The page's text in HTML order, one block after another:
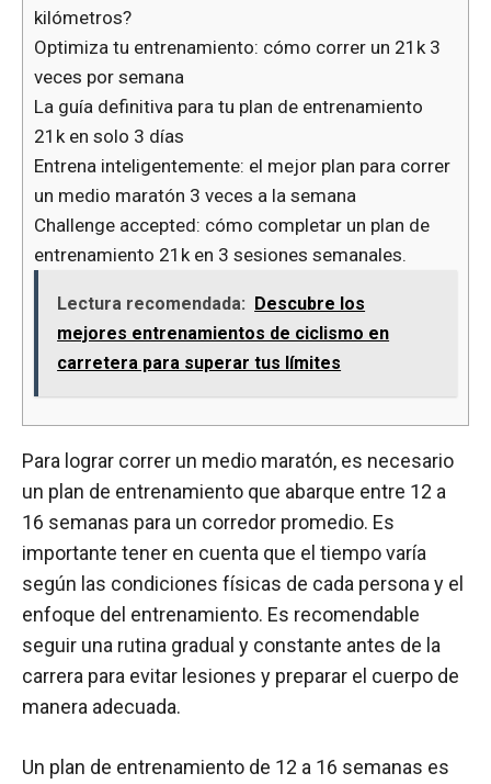
kilómetros?
Optimiza tu entrenamiento: cómo correr un 21k 3
veces por semana
La guía definitiva para tu plan de entrenamiento
21k en solo 3 días
Entrena inteligentemente: el mejor plan para correr
un medio maratón 3 veces a la semana
Challenge accepted: cómo completar un plan de
entrenamiento 21k en 3 sesiones semanales.
Lectura recomendada: Descubre los
mejores entrenamientos de ciclismo en
carretera para superar tus límites
Para lograr correr un medio maratón, es necesario
un plan de entrenamiento que abarque entre 12 a
16 semanas para un corredor promedio. Es
importante tener en cuenta que el tiempo varía
según las condiciones físicas de cada persona y el
enfoque del entrenamiento. Es recomendable
seguir una rutina gradual y constante antes de la
carrera para evitar lesiones y preparar el cuerpo de
manera adecuada.
Un plan de entrenamiento de 12 a 16 semanas es